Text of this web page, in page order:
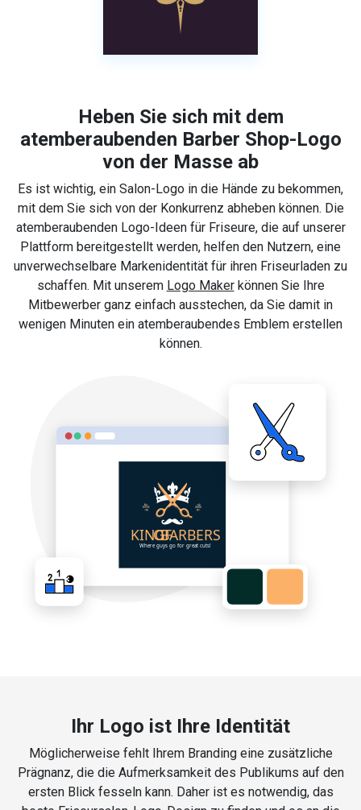
Heben Sie sich mit dem
atemberaubenden Barber Shop-Logo
von der Masse ab
Es ist wichtig, ein Salon-Logo in die Hände zu bekommen,
mit dem Sie sich von der Konkurrenz abheben können. Die
atemberaubenden Logo-Ideen für Friseure, die auf unserer
Plattform bereitgestellt werden, helfen den Nutzern, eine
unverwechselbare Markenidentität für ihren Friseurladen zu
schaffen. Mit unserem Logo Makerkönnen Sie Ihre
Mitbewerber ganz einfach ausstechen, da Sie damit in
wenigen Minuten ein atemberaubendes Emblem erstellen
können.
Ihr Logo ist Ihre Identität
Möglicherweise fehlt Ihrem Branding eine zusätzliche
Prägnanz, die die Aufmerksamkeit des Publikums auf den
ersten Blick fesseln kann. Daher ist es notwendig, das